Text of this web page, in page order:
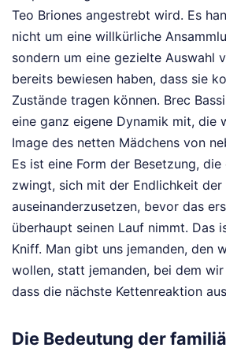
Teo Briones angestrebt wird. Es
nicht um eine willkürliche
sondern um eine gezielte Auswahl
bereits bewiesen haben, dass sie
Zustände tragen können. Brec
eine ganz eigene Dynamik mit, die
Image des netten Mädchens von
Es ist eine Form der Besetzung, die
zwingt, sich mit der Endlichkeit der
auseinanderzusetzen, bevor das
überhaupt seinen Lauf nimmt. Das
Kniff. Man gibt uns jemanden, den
wollen, statt jemanden, bei dem
dass die nächste Kettenreaktion
Die Bedeutung der